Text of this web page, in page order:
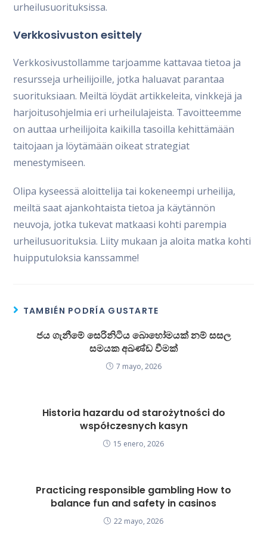
urheilusuorituksissa.
Verkkosivuston esittely
Verkkosivustollamme tarjoamme kattavaa tietoa ja
resursseja urheilijoille, jotka haluavat parantaa
suorituksiaan. Meiltä löydät artikkeleita, vinkkejä ja
harjoitusohjelmia eri urheilulajeista. Tavoitteemme
on auttaa urheilijoita kaikilla tasoilla kehittämään
taitojaan ja löytämään oikeat strategiat
menestymiseen.
Olipa kyseessä aloittelija tai kokeneempi urheilija,
meiltä saat ajankohtaista tietoa ja käytännön
neuvoja, jotka tukevat matkaasi kohti parempia
urheilusuorituksia. Liity mukaan ja aloita matka kohti
huipputuloksia kanssamme!
TAMBIÉN PODRÍA GUSTARTE
ජය ගැනීමේ සෙරිනිටිය බොහෝමයක් නම් සසල
සමයක අඛණ්ඩ වීමක්
7 mayo, 2026
Historia hazardu od starożytności do
współczesnych kasyn
15 enero, 2026
Practicing responsible gambling How to
balance fun and safety in casinos
22 mayo, 2026